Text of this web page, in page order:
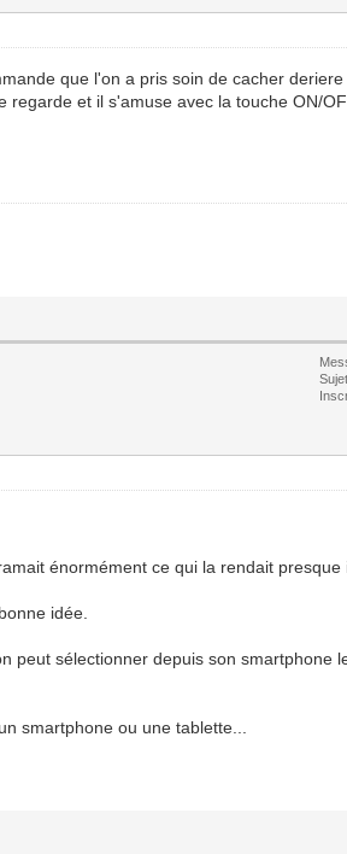
que l'on a pris soin de cacher deriere
et il s'amuse avec la touche ON/
énormément ce qui la rendait presque
idée.
peut sélectionner depuis son smartphone
smartphone ou une tablette...